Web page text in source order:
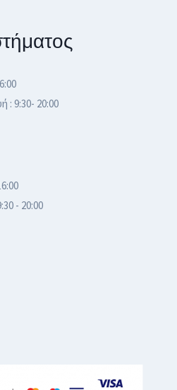
: 9:30- 20:00
- 20:00